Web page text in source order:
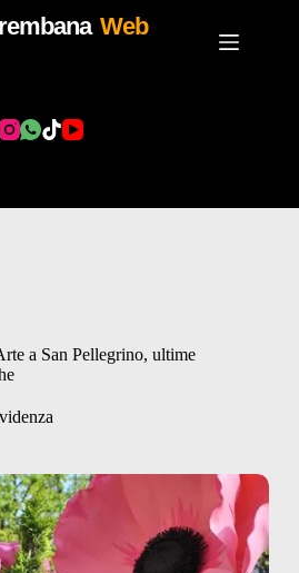
Web
a San Pellegrino, ultime